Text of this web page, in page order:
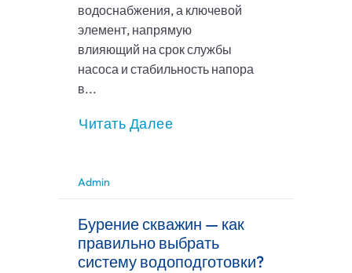
водоснабжения, а ключевой
элемент, напрямую
влияющий на срок службы
насоса и стабильность напора
в...
Читать Далее
Admin
Бурение скважин — как
правильно выбрать
систему водоподготовки?